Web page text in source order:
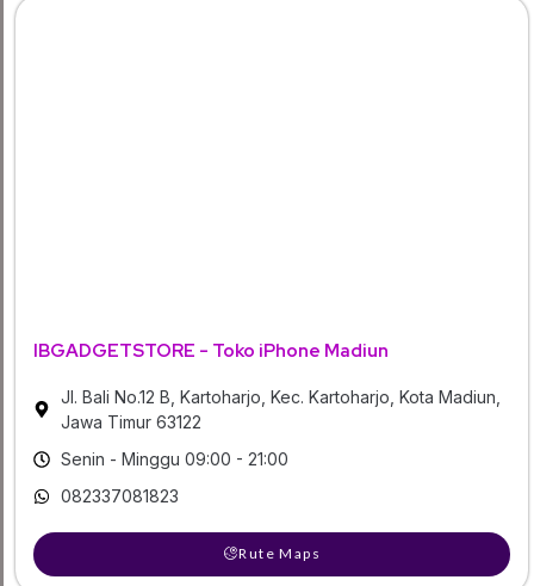
IBGADGETSTORE - Toko iPhone Madiun
Jl. Bali No.12 B, Kartoharjo, Kec. Kartoharjo, Kota Madiun,
Jawa Timur 63122
Senin - Minggu 09:00 - 21:00
082337081823
Rute Maps